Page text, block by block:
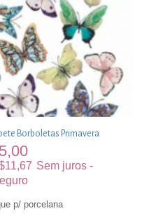
Borboletas Primavera
11,67 Sem juros -
p/ porcelana